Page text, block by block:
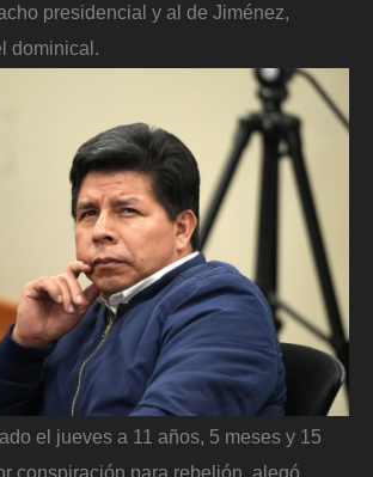
presidencial y al de Jiménez,
dominical.
el jueves a 11 años, 5 meses y 15
conspiración para rebelión, alegó